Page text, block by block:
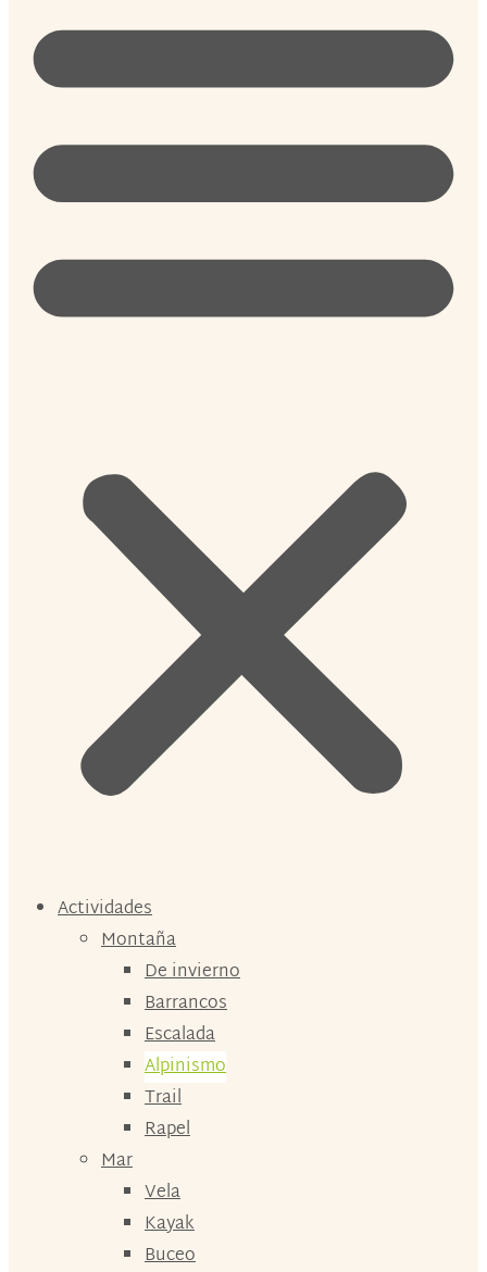
Actividades
Montaña
De invierno
Barrancos
Escalada
Alpinismo
Trail
Rapel
Mar
Vela
Kayak
Buceo